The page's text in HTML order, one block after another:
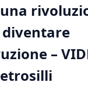
–